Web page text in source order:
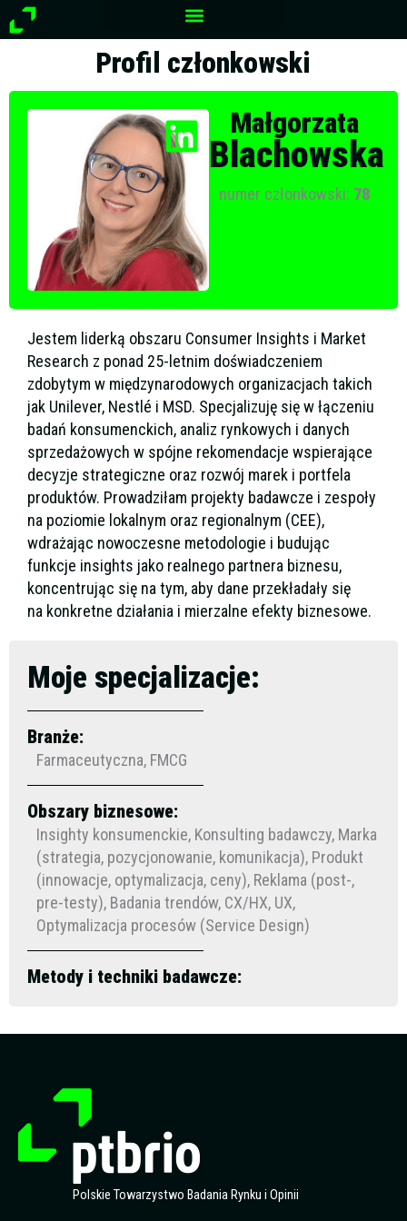
Przejdź
do
Profil członkowski
Małgorzata
Blachowska
numer członkowski: 78
Jestem liderką obszaru Consumer Insights i Market
Research z ponad 25-letnim doświadczeniem
zdobytym w międzynarodowych organizacjach takich
jak Unilever, Nestlé i MSD. Specjalizuję się w łączeniu
badań konsumenckich, analiz rynkowych i danych
sprzedażowych w spójne rekomendacje wspierające
decyzje strategiczne oraz rozwój marek i portfela
produktów. Prowadziłam projekty badawcze i zespoły
na poziomie lokalnym oraz regionalnym (CEE),
wdrażając nowoczesne metodologie i budując
funkcje insights jako realnego partnera biznesu,
koncentrując się na tym, aby dane przekładały się
na konkretne działania i mierzalne efekty biznesowe.
Moje specjalizacje:
Branże:
Farmaceutyczna, FMCG
Obszary biznesowe:
Insighty konsumenckie, Konsulting badawczy, Marka
(strategia, pozycjonowanie, komunikacja), Produkt
(innowacje, optymalizacja, ceny), Reklama (post-,
pre-testy), Badania trendów, CX/HX, UX,
Optymalizacja procesów (Service Design)
Metody i techniki badawcze:
Polskie Towarzystwo Badania Rynku i Opinii